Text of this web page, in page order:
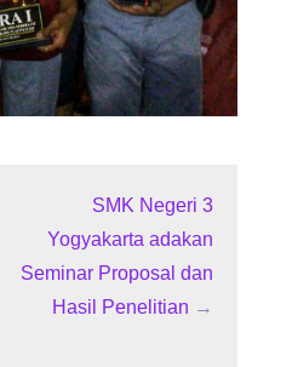
SMK Negeri 3
Yogyakarta adakan
Seminar Proposal dan
Hasil Penelitian →